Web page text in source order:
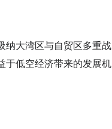
纳大湾区与自贸区多重战
于低空经济带来的发展机